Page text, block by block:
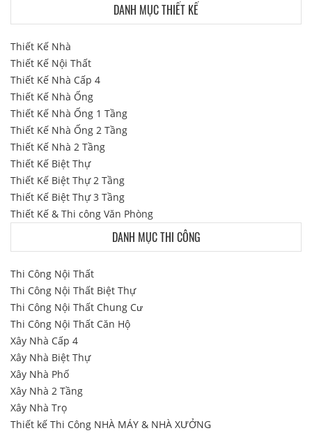
DANH MỤC THIẾT KẾ
Thiết Kế Nhà
Thiết Kế Nội Thất
Thiết Kế Nhà Cấp 4
Thiết Kế Nhà Ống
Thiết Kế Nhà Ống 1 Tầng
Thiết Kế Nhà Ống 2 Tầng
Thiết Kế Nhà 2 Tầng
Thiết Kế Biệt Thự
Thiết Kế Biệt Thự 2 Tầng
Thiết Kế Biệt Thự 3 Tầng
Thiết Kế & Thi công Văn Phòng
DANH MỤC THI CÔNG
Thi Công Nội Thất
Thi Công Nội Thất Biệt Thự
Thi Công Nội Thất Chung Cư
Thi Công Nội Thất Căn Hộ
Xây Nhà Cấp 4
Xây Nhà Biệt Thự
Xây Nhà Phố
Xây Nhà 2 Tầng
Xây Nhà Trọ
Thiết kế Thi Công NHÀ MÁY & NHÀ XƯỞNG